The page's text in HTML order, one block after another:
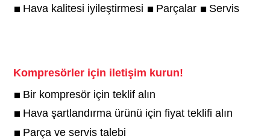
Hava kalitesi iyileştirmesi
Parçalar Servis
Kompresörler için iletişim kurun!
Bir kompresör için teklif alın
Hava şartlandırma ürünü için fiyat teklifi alın
Parça ve servis talebi